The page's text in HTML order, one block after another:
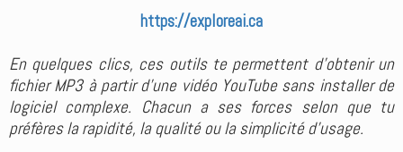
https://exploreai.ca
En quelques clics, ces outils te permettent d’obtenir un
fichier MP3 à partir d’une vidéo YouTube sans installer de
logiciel complexe. Chacun a ses forces selon que tu
préfères la rapidité, la qualité ou la simplicité d’usage.